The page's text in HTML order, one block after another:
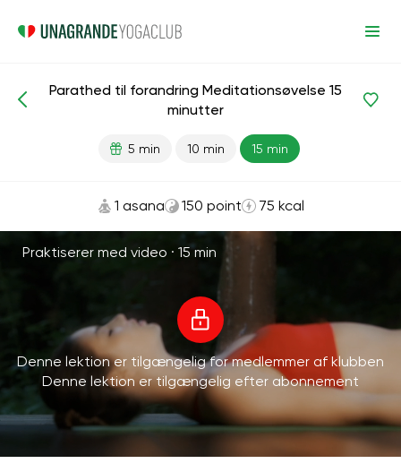
Meditationer og vejrtrækning
Parathed til forandring Meditationsøvelse 15
minutter
5 min 10 min 15 min
1 asana 150 point 75 kcal
Praktiserer med video · 15 min
Denne lektion er tilgængelig for medlemmer af klubben
Denne lektion er tilgængelig efter abonnement